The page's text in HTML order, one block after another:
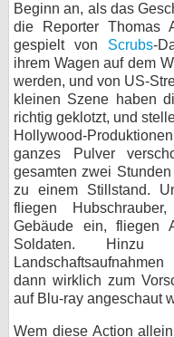
Beginn an, als das
die Reporter Thomas
gespielt von Scrubs-
ihrem Wagen auf dem
werden, und von US-
kleinen Szene haben
richtig geklotzt, und
Hollywood-
ganzes Pulver
gesamten zwei
zu einem Stillstand.
fliegen
Gebäude ein, fliegen
Soldaten. Hinzu
dann wirklich zum
auf Blu-ray angeschaut
Wem diese Action